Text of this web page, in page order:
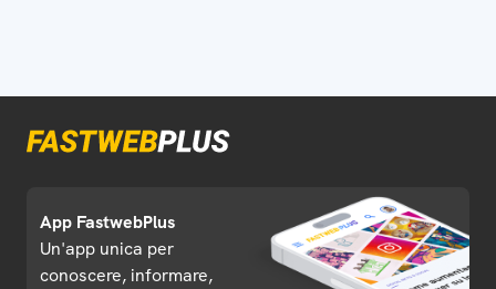
App FastwebPlus
Un'app unica per
conoscere, informare,